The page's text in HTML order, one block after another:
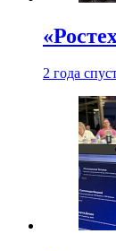
2 года